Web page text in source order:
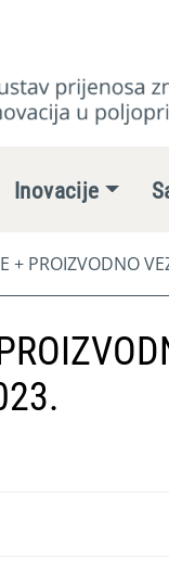
Inovacije
+ PROIZVODNO